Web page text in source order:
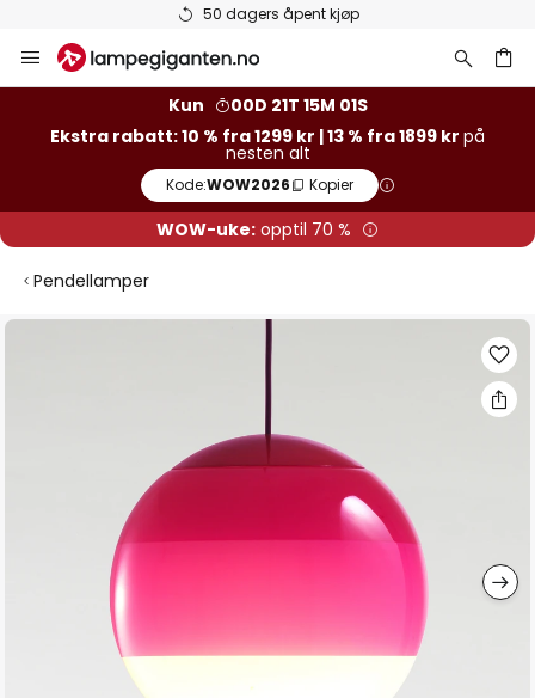
Hopp
til
Kun
00D 21T 15M 00S
Ekstra rabatt: 10 % fra 1299 kr | 13 % fra 1899 kr på
nesten alt
Kode:WOW2026 Kopier
WOW-uke: opptil 70 %
Pendellamper
Gå